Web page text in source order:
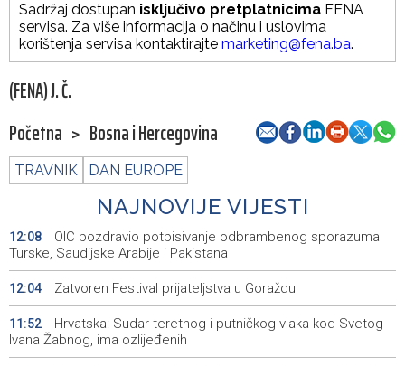
Sadržaj dostupan isključivo pretplatnicima FENA
servisa. Za više informacija o načinu i uslovima
korištenja servisa kontaktirajte marketing@fena.ba.
(FENA) J. Č.
Početna > Bosna i Hercegovina
TRAVNIK DAN EUROPE
NAJNOVIJE VIJESTI
12:08
OIC pozdravio potpisivanje odbrambenog sporazuma
Turske, Saudijske Arabije i Pakistana
12:04 Zatvoren Festival prijateljstva u Goraždu
11:52
Hrvatska: Sudar teretnog i putničkog vlaka kod Svetog
Ivana Žabnog, ima ozlijeđenih